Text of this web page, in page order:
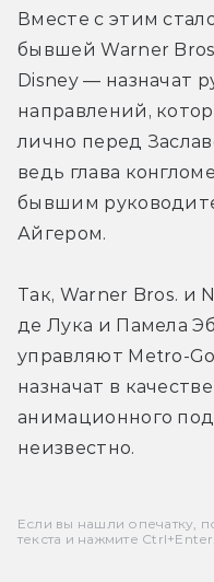
Вместе с этим
бывшей Warner
Disney — назначат
направлений,
лично перед
ведь глава
бывшим
Айгером.
Так, Warner Bros. и
де Лука и Памела
управляют Metro-
назначат в
анимационного
неизвестно.
Если вы нашли опечатку,
текста и нажмите Ctrl+Enter.